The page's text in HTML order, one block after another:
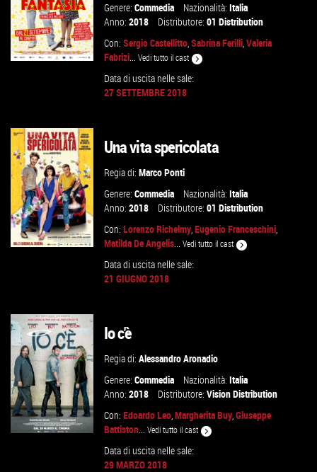
VAI ALLA SCHEDA
Genere:Commedia Nazionalità:Italia
Anno:2018 Distributore:01 Distribution
Con:Sergio Castellitto,Sabrina Ferilli,Valeria
Fabrizi...Vedi tutto il cast
Data di uscita nelle sale:
27 SETTEMBRE 2018
VAI ALLA SCHEDA
Una vita spericolata
Regia di:Marco Ponti
Genere:Commedia Nazionalità:Italia
Anno:2018 Distributore:01 Distribution
Con:Lorenzo Richelmy,Eugenio Franceschini,
Matilda De Angelis...Vedi tutto il cast
Data di uscita nelle sale:
21 GIUGNO 2018
Io c'è
Regia di:Alessandro Aronadio
Genere:Commedia Nazionalità:Italia
Anno:2018 Distributore:Vision Distribution
Con:Edoardo Leo,Margherita Buy,Giuseppe
Battiston...Vedi tutto il cast
Data di uscita nelle sale:
29 MARZO 2018